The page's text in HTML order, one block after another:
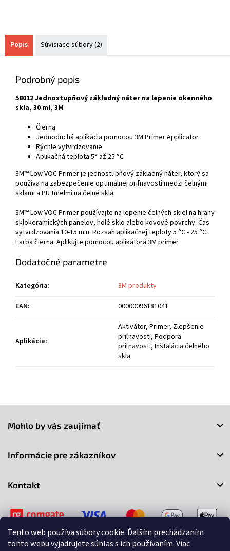
Tento web používa súbory cookie. Ďalším prechádzaním
tohto webu vyjadrujete súhlas s ich používaním. Viac
Popis Súvisiace súbory (2)
Podrobný popis
58012 Jednostupňový základný náter na lepenie okenného
skla, 30 ml, 3M
Čierna
Jednoduchá aplikácia pomocou 3M Primer Applicator
Rýchle vytvrdzovanie
Aplikačná teplota 5° až 25 °C
3M™ Low VOC Primer je jednostupňový základný náter, ktorý sa
používa na zabezpečenie optimálnej priľnavosti medzi čelnými
sklami a PU tmelmi na čelné sklá.
3M™ Low VOC Primer používajte na lepenie čelných skiel na hrany
sklokeramických panelov, holé sklo alebo kovové povrchy. Čas
vytvrdzovania 10-15 min. Rozsah aplikačnej teploty 5 °C - 25 °C.
Farba čierna. Aplikujte pomocou aplikátora 3M primer.
Dodatočné parametre
Kategória:
3M produkty
EAN: 00000096181041
Aplikácia:
Aktivátor, Primer, Zlepšenie
priľnavosti, Podpora
priľnavosti, Inštalácia čelného
skla
Mohlo by vás zaujímať
Informácie pre zákazníkov
Kontakt